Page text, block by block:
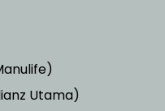
Utama)